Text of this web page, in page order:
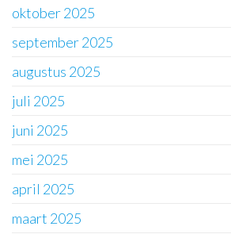
oktober 2025
september 2025
augustus 2025
juli 2025
juni 2025
mei 2025
april 2025
maart 2025